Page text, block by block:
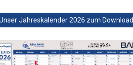
Jahreskalender 2026 zum Download